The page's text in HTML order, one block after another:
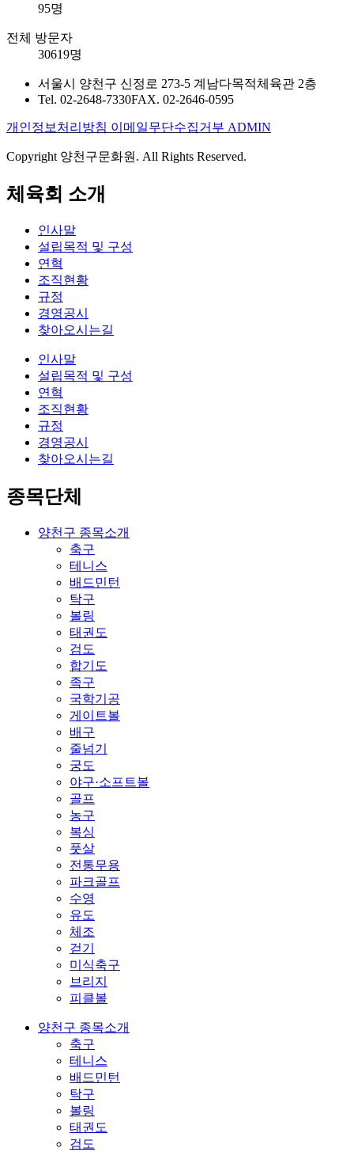
95명
전체 방문자
30619명
서울시 양천구 신정로 273-5 계남다목적체육관 2층
Tel. 02-2648-7330FAX. 02-2646-0595
개인정보처리방침 이메일무단수집거부 ADMIN
Copyright 양천구문화원. All Rights Reserved.
체육회 소개
인사말
설립목적 및 구성
연혁
조직현황
규정
경영공시
찾아오시는길
인사말
설립목적 및 구성
연혁
조직현황
규정
경영공시
찾아오시는길
종목단체
양천구 종목소개
축구
테니스
배드민턴
탁구
볼링
태권도
검도
합기도
족구
국학기공
게이트볼
배구
줄넘기
궁도
야구·소프트볼
골프
농구
복싱
풋살
전통무용
파크골프
수영
유도
체조
걷기
미식축구
브리지
피클볼
양천구 종목소개
축구
테니스
배드민턴
탁구
볼링
태권도
검도